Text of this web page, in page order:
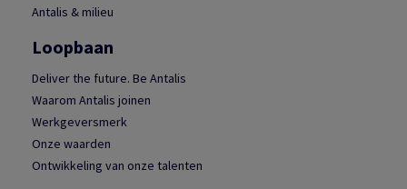
Antalis & milieu
Loopbaan
Deliver the future. Be Antalis
Waarom Antalis joinen
Werkgeversmerk
Onze waarden
Ontwikkeling van onze talenten